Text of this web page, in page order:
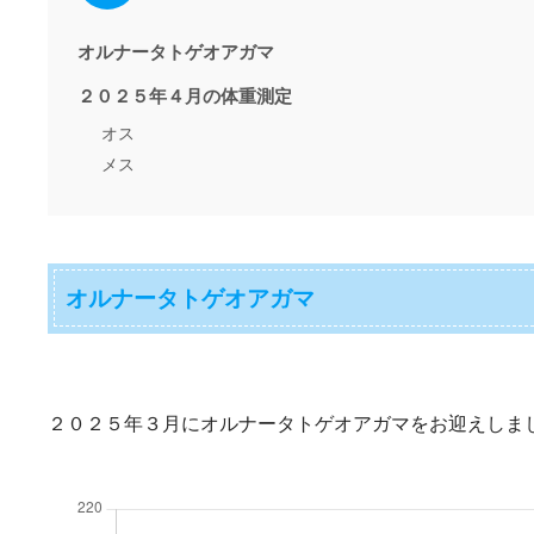
オルナータトゲオアガマ
２０２５年４月の体重測定
オス
メス
オルナータトゲオアガマ
２０２５年３月にオルナータトゲオアガマをお迎えしま